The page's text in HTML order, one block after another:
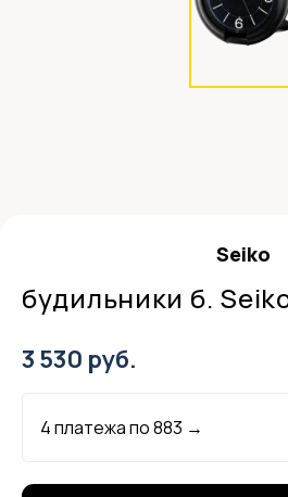
Seiko
будильники б.
3 530 руб.
4 платежа по883 →